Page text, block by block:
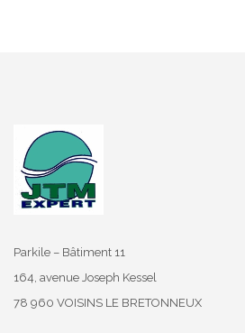
Parkile – Bâtiment 11
164, avenue Joseph Kessel
78 960 VOISINS LE BRETONNEUX